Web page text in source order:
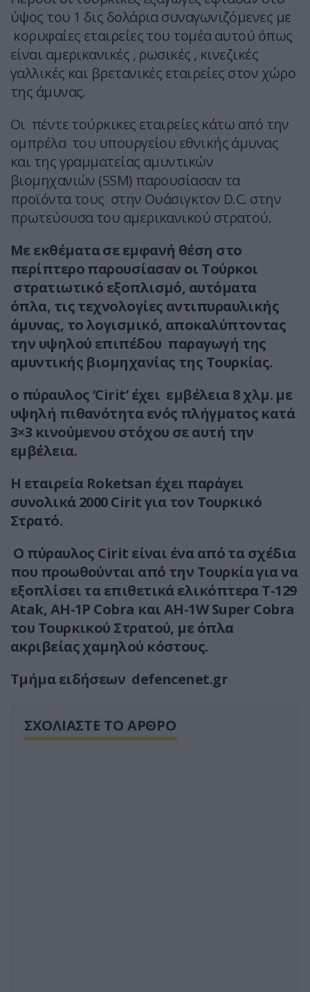
ύψος του 1 δις δολάρια συναγωνιζόμενες με
κορυφαίες εταιρείες του τομέα αυτού όπως
είναι αμερικανικές , ρωσικές , κινεζικές
γαλλικές και βρετανικές εταιρείες στον χώρο
της άμυνας.
Οι πέντε τούρκικες εταιρείες κάτω από την
ομπρέλα του υπουργείου εθνικής άμυνας
και της γραμματείας αμυντικών
βιομηχανιών (SSM) παρουσίασαν τα
προϊόντα τους στην Ουάσιγκτον D.C. στην
πρωτεύουσα του αμερικανικού στρατού.
Με εκθέματα σε εμφανή θέση στο
περίπτερο παρουσίασαν οι Τούρκοι
στρατιωτικό εξοπλισμό, αυτόματα
όπλα, τις τεχνολογίες αντιπυραυλικής
άμυνας, το λογισμικό, αποκαλύπτοντας
την υψηλού επιπέδου παραγωγή της
αμυντικής βιομηχανίας της Τουρκίας.
ο πύραυλος ‘Cirit’ έχει εμβέλεια 8 χλμ. με
υψηλή πιθανότητα ενός πλήγματος κατά
3×3 κινούμενου στόχου σε αυτή την
εμβέλεια.
Η εταιρεία Roketsan έχει παράγει
συνολικά 2000 Cirit για τον Τουρκικό
Στρατό.
Ο πύραυλος Cirit είναι ένα από τα σχέδια
που προωθούνται από την Τουρκία για να
εξοπλίσει τα επιθετικά ελικόπτερα Τ-129
Atak, AH-1P Cobra και AH-1W Super Cobra
του Τουρκικού Στρατού, με όπλα
ακριβείας χαμηλού κόστους.
Τμήμα ειδήσεων defencenet.gr
ΣΧΟΛΙΑΣΤΕ ΤΟ ΑΡΘΡΟ